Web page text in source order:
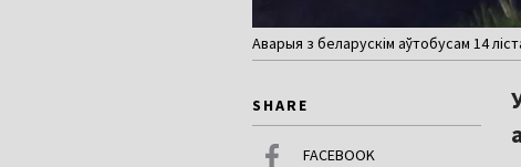
Аварыя з беларускім аўтобусам 14
SHARE
FACEBOOK